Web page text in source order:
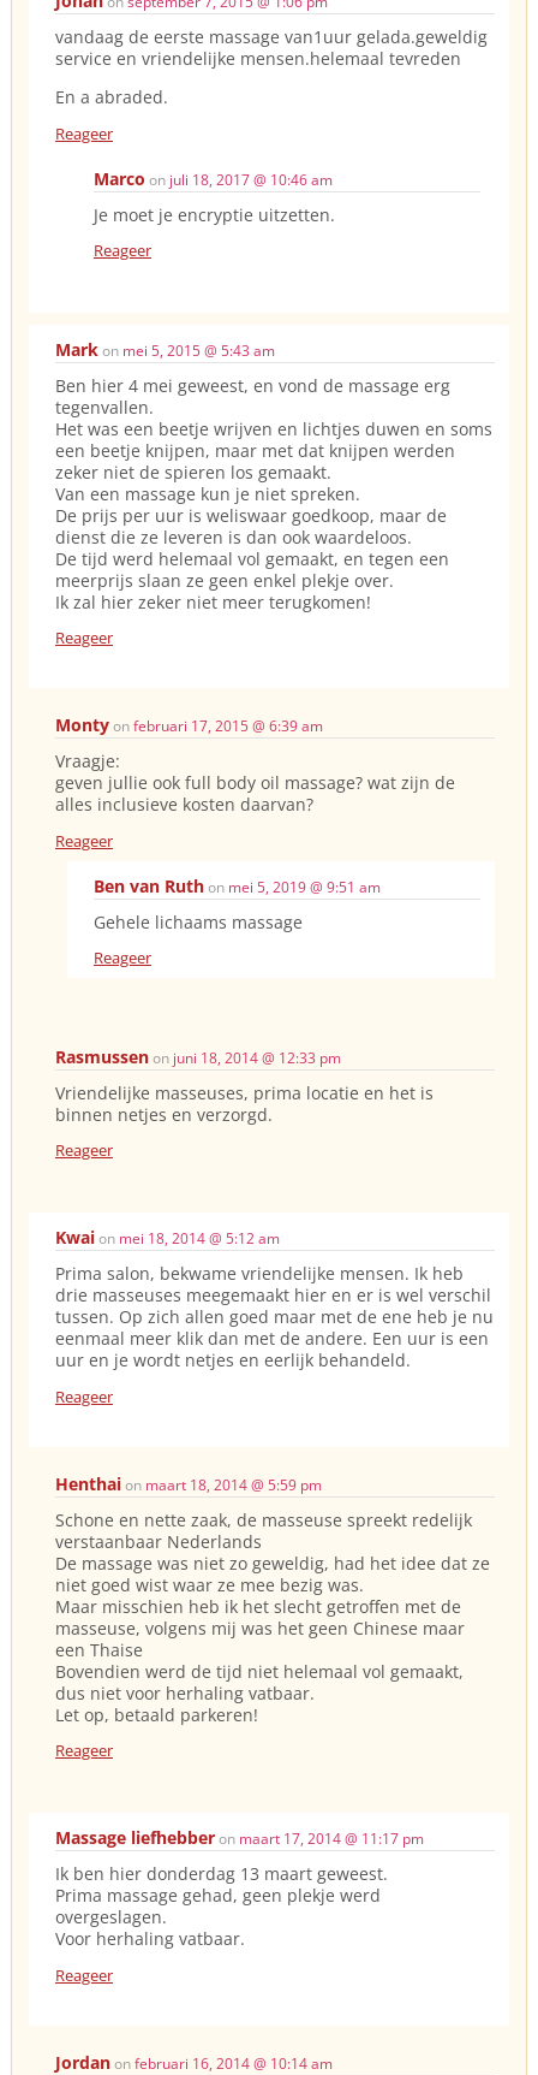
vandaag de eerste massage van1uur gelada.geweldig
service en vriendelijke mensen.helemaal tevreden
En a abraded.
Reageer
Marco on juli 18, 2017 @ 10:46 am
Je moet je encryptie uitzetten.
Reageer
Markon mei 5, 2015 @ 5:43 am
Ben hier 4 mei geweest, en vond de massage erg
tegenvallen.
Het was een beetje wrijven en lichtjes duwen en soms
een beetje knijpen, maar met dat knijpen werden
zeker niet de spieren los gemaakt.
Van een massage kun je niet spreken.
De prijs per uur is weliswaar goedkoop, maar de
dienst die ze leveren is dan ook waardeloos.
De tijd werd helemaal vol gemaakt, en tegen een
meerprijs slaan ze geen enkel plekje over.
Ik zal hier zeker niet meer terugkomen!
Reageer
Montyonfebruari 17, 2015 @ 6:39 am
Vraagje:
geven jullie ook full body oil massage? wat zijn de
alles inclusieve kosten daarvan?
Reageer
Ben van Ruthon mei 5, 2019 @ 9:51 am
Gehele lichaams massage
Reageer
Rasmussenon juni 18, 2014 @ 12:33 pm
Vriendelijke masseuses, prima locatie en het is
binnen netjes en verzorgd.
Reageer
Kwaion mei 18, 2014 @ 5:12 am
Prima salon, bekwame vriendelijke mensen. Ik heb
drie masseuses meegemaakt hier en er is wel verschil
tussen. Op zich allen goed maar met de ene heb je nu
eenmaal meer klik dan met de andere. Een uur is een
uur en je wordt netjes en eerlijk behandeld.
Reageer
Henthaion maart 18, 2014 @ 5:59 pm
Schone en nette zaak, de masseuse spreekt redelijk
verstaanbaar Nederlands
De massage was niet zo geweldig, had het idee dat ze
niet goed wist waar ze mee bezig was.
Maar misschien heb ik het slecht getroffen met de
masseuse, volgens mij was het geen Chinese maar
een Thaise
Bovendien werd de tijd niet helemaal vol gemaakt,
dus niet voor herhaling vatbaar.
Let op, betaald parkeren!
Reageer
Massage liefhebberon maart 17, 2014 @ 11:17 pm
Ik ben hier donderdag 13 maart geweest.
Prima massage gehad, geen plekje werd
overgeslagen.
Voor herhaling vatbaar.
Reageer
Jordanonfebruari 16, 2014 @ 10:14 am